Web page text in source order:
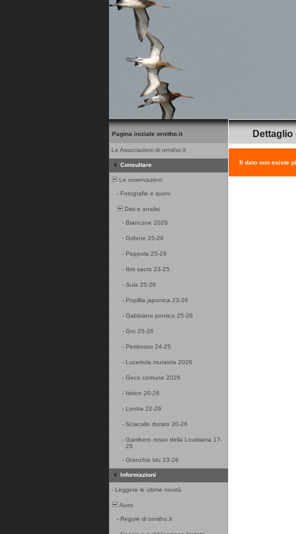
Pagina iniziale ornitho.it
Le Associazioni di ornitho.it
Consultare
Le osservazioni
- Fotografie e suoni
Dati e analisi
- Biancone 2026
- Grifone 25-26
- Peppola 25-26
- Ibis sacro 23-25
- Sula 25-26
- Popillia japonica 23-26
- Gabbiano pontico 25-26
- Gru 25-26
- Pettirosso 24-25
- Lucertola muraiola 2026
- Geco comune 2026
- Istrice 20-26
- Lontra 22-26
- Sciacallo dorato 20-26
- Gambero rosso della Louisiana 17-
25
- Granchio blu 23-26
Informazioni
- Leggere le ultime novità
Aiuto
- Regole di ornitho.it
Il dato non esiste